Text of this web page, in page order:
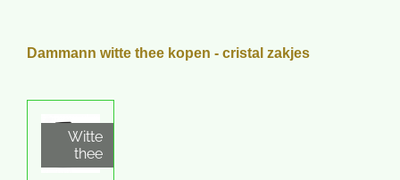
Dammann witte thee kopen - cristal zakjes
Witte
thee